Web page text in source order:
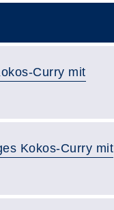
Curry mit
Kokos-Curry mit